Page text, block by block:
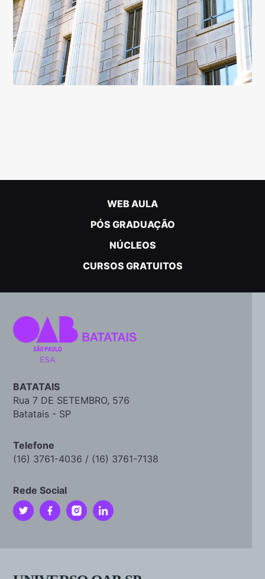
WEB AULA
PÓS GRADUAÇÃO
NÚCLEOS
CURSOS GRATUITOS
BATATAIS
Rua 7 DE SETEMBRO, 576
Batatais - SP
Telefone
(16) 3761-4036 / (16) 3761-7138
Rede Social